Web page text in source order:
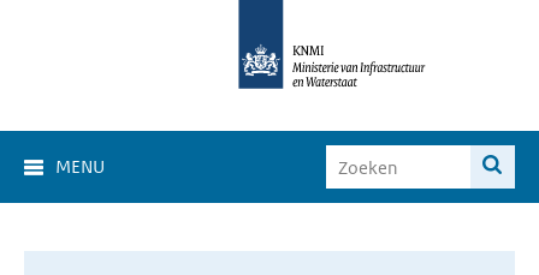
MENU